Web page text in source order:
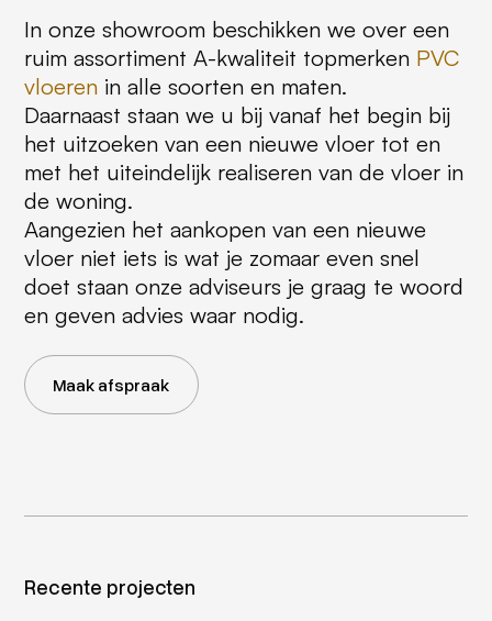
In onze showroom beschikken we over een
ruim assortiment A-kwaliteit topmerken PVC
vloerenin alle soorten en maten.
Daarnaast staan we u bij vanaf het begin bij
het uitzoeken van een nieuwe vloer tot en
met het uiteindelijk realiseren van de vloer in
de woning.
Aangezien het aankopen van een nieuwe
vloer niet iets is wat je zomaar even snel
doet staan onze adviseurs je graag te woord
en geven advies waar nodig.
Maak afspraak
Recente projecten